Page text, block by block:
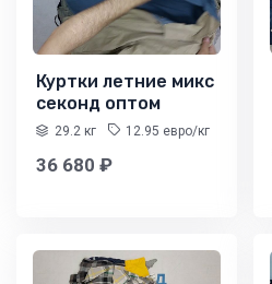
Куртки летние микс
секонд оптом
29.2 кг 12.95 евро/кг
36 680 ₽